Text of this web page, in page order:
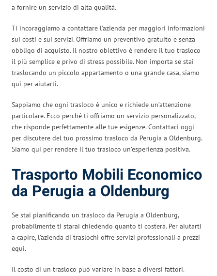
a fornire un servizio di alta qualità.
Ti incoraggiamo a contattare l’azienda per maggiori informazioni
sui costi e sui servizi. Offriamo un preventivo gratuito e senza
obbligo di acquisto. Il nostro obiettivo è rendere il tuo trasloco
il più semplice e privo di stress possibile. Non importa se stai
traslocando un piccolo appartamento o una grande casa, siamo
qui per aiutarti.
Sappiamo che ogni trasloco è unico e richiede un’attenzione
particolare. Ecco perché ti offriamo un servizio personalizzato,
che risponde perfettamente alle tue esigenze. Contattaci oggi
per discutere del tuo prossimo trasloco da Perugia a Oldenburg.
Siamo qui per rendere il tuo trasloco un’esperienza positiva.
Trasporto Mobili Economico
da Perugia a Oldenburg
Se stai pianificando un trasloco da Perugia a Oldenburg,
probabilmente ti starai chiedendo quanto ti costerà. Per aiutarti
a capire, l’azienda di traslochi offre servizi professionali a prezzi
equi.
Il costo di un trasloco può variare in base a diversi fattori.